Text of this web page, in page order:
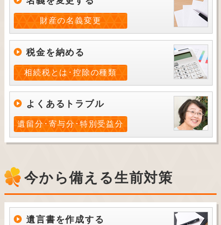
財産の名義変更
税金を納める
相続税とは･控除の種類
よくあるトラブル
遺留分･寄与分･特別受益分
今から備える生前対策
遺言書を作成する